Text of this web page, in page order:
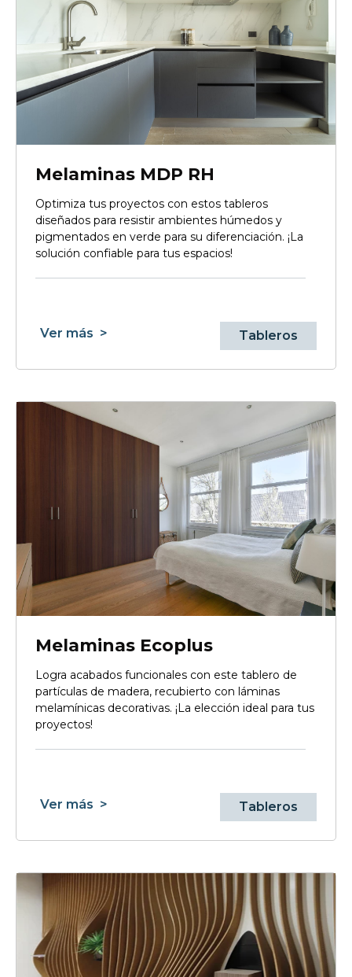
Melaminas MDP RH
Optimiza tus proyectos con estos tableros
diseñados para resistir ambientes húmedos y
pigmentados en verde para su diferenciación. ¡La
solución confiable para tus espacios!
Ver más > Tableros
Melaminas Ecoplus
Logra acabados funcionales con este tablero de
partículas de madera, recubierto con láminas
melamínicas decorativas. ¡La elección ideal para tus
proyectos!
Ver más > Tableros